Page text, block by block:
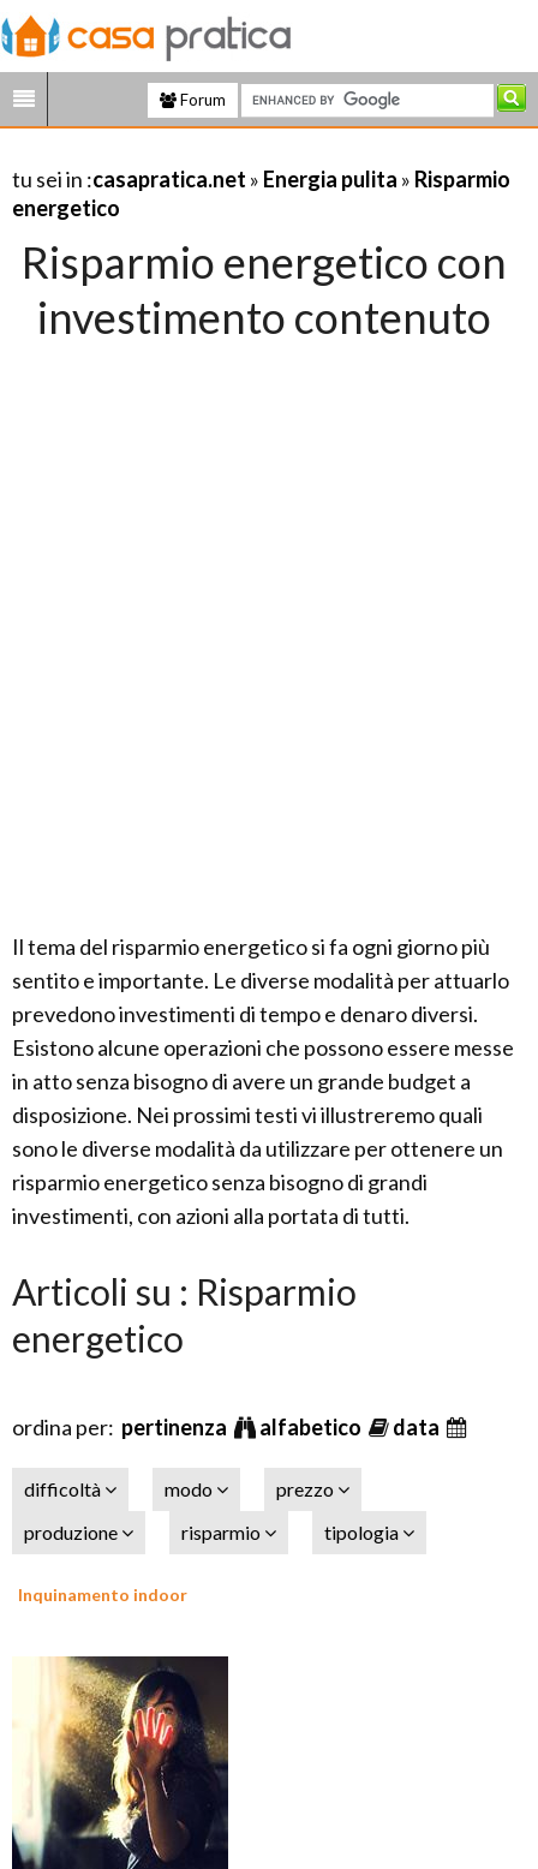
Forum
tu sei in :casapratica.net » Energia pulita » Risparmio
energetico
Risparmio energetico con
investimento contenuto
Il tema del risparmio energetico si fa ogni giorno più
sentito e importante. Le diverse modalità per attuarlo
prevedono investimenti di tempo e denaro diversi.
Esistono alcune operazioni che possono essere messe
in atto senza bisogno di avere un grande budget a
disposizione. Nei prossimi testi vi illustreremo quali
sono le diverse modalità da utilizzare per ottenere un
risparmio energetico senza bisogno di grandi
investimenti, con azioni alla portata di tutti.
Articoli su : Risparmio
energetico
ordina per: pertinenza alfabetico data
difficoltà modo
prezzo
produzione
risparmio tipologia
Inquinamento indoor